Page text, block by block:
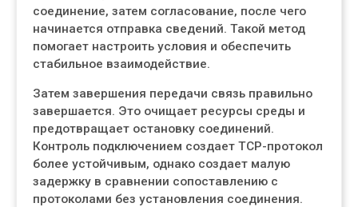
соединение, затем согласование, после чего
начинается отправка сведений. Такой метод
помогает настроить условия и обеспечить
стабильное взаимодействие.
Затем завершения передачи связь правильно
завершается. Это очищает ресурсы среды и
предотвращает остановку соединений.
Контроль подключением создает TCP-протокол
более устойчивым, однако создает малую
задержку в сравнении сопоставлению с
протоколами без установления соединения.